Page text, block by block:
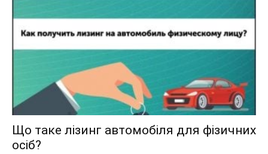
Що таке лізинг автомобіля для фізичних
осіб?